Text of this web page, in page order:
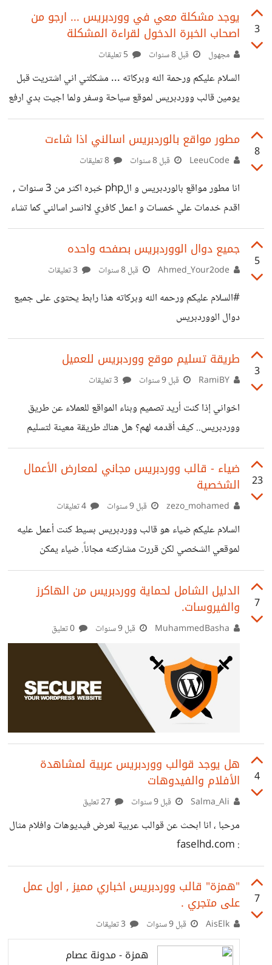
سامسونج جالاكسي الخاص بك؛ شحن البطارية منخفض بالهاتف؛
هناك تضرر مادي فعلي بشاشة اللمس بالهاتف. II. شاشة لا
تستجيب يحدث عطل عدم استجابة الشاشة عادة بسبب خلل
بنظام التشغيل، سواء كان الخلل برمجيًا أو ماديًا. المشكلة
ببرمجيات الجهاز سوف يسهل حلها. إليك بعض الأسباب الشائعة
3
يوجد مشكلة معي في ووردبريس ... ارجو من
اصحاب الخبرة الدخول لقراءة المشكلة
مجهول قبل 8 سنوات
السلام عليكم ورحمة الله وبركاته ... مشكلتي اني اشتريت قبل
يومين قالب ووردبريس لموقع سياحة وسفر ولما اجيت بدي ارفع
القالب على الووردبريس بحكي انو لازم اشتري (خطة العمل
التجاري وتكلفتها تقريباً 30 دولار شهرياً ) هل يوجد عندك حل
لارفع القالب على ووردبريس بدون شراء خطة العمل التجاري .
8
مطور مواقع بالوردبريس اسالني اذا شاءت
قبل 8 سنوات
انا مطور مواقع بالوردبريس و الphp خبره اكثر من 3 سنوات ,
اقدم خدمات علي خمسات و اعمل كافري لاانسر اسالني كما تشاء
و ساجاوبك باذن الله .
5
جميع دوال الووردبريس بصفحه واحده
قبل 8 سنوات
#السلام عليكم ورحمه الله وبركاته هذا رابط يحتوى على جميع
دوال الووردبريس
https://codex.wordpress.org/Function_Referenc
e وشكرا لكم
3
طريقة تسليم موقع ووردبريس للعميل
قبل 9 سنوات
اخواني إذا كنت أريد تصميم وبناء المواقع للعملاء عن طريق
ووردبريس.. كيف أقدمه لهم؟ هل هناك طريقة معينة لتسليم
الموقع للعميل؟ والسؤال الأهم: هل يمكن عمل واجهة تحكم
مخصصة للموقع و لا يحتاج فيها العميل الدخول الى واجهة
التحكم الخاصة بوورد بريس؟ أريد بناء وإدارة مواقع ووردبريسية
لا يحتاج العملاء ابدا الدخول الى واجهة تحكم وورد بريس بل
واجهة تحكم خاصة و بسيطة تحوي فقط المهام التي يحتاجونها.
23
ضياء - قالب ووردبريس مجاني لمعارض الأعمال
الشخصية
قبل 9 سنوات
السلام عليكم ضياء هو قالب ووردبريس بسيط كنت أعمل عليه
لموقعي الشخصي لكن قررت مشاركته مجاناً. ضياء يمكن
استخدامه للمدونات الشخصية وكمعرض أعمال شخصي بسيط
للمستقلين. ## المعاينة المعاينة المباشرة للقالب:
http://bargush.me/ar التصميم على Behance:
https://www.behance.net/gallery/57306407/DIA-
Free-Personal-and-portfolio-wordpress-theme
## تحميل القالب ملفات التصميم: https://goo.gl/FuzkmT
القالب للووردبريس: https://goo.gl/ahHbsj ضياء يتبع
رخصة MIT فهو مجاني بالكامل. إستخدمه في بناء شيء رائع و
استمتع! :) تنويه: ضياء هو أول قالب أقوم بتطويرة لذا فهو ليس
إحترافيا للغاية - لكنه يعمل :3
7
الدليل الشامل لحماية ووردبريس من الهاكرز
والفيروسات.
قبل 9 سنوات
4
هل يوجد قوالب ووردبريس عربية لمشاهدة
الأفلام والفيدوهات
قبل 9 سنوات
مرحبا ، انا ابحث عن قوالب عربية لعرض فيديوهات وافلام مثال
: faselhd.com
7
"همزة" قالب ووردبريس اخباري مميز , اول عمل
على متجري .
قبل 9 سنوات
همزة - مدونة عصام